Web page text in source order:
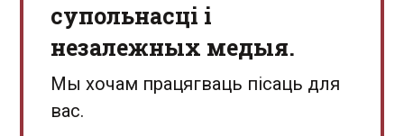
супольнасці і
незалежных медыя.
Мы хочам працягваць пісаць для
вас.